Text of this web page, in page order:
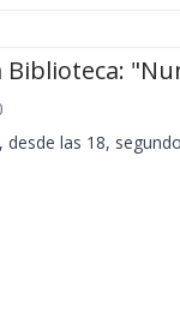
Biblioteca:
desde las 18,